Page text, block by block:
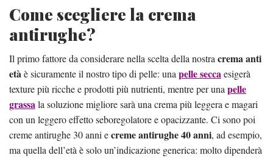
Come scegliere la crema
antirughe?
Il primo fattore da considerare nella scelta della nostra crema anti
etàè sicuramente il nostro tipo di pelle: una pelle seccaesigerà
texture più ricche e prodotti più nutrienti, mentre per una pelle
grassala soluzione migliore sarà una crema più leggera e magari
con un leggero effetto seboregolatore e opacizzante. Ci sono poi
creme antirughe 30 anni ecreme antirughe 40 anni, ad esempio,
ma quella dell’età è solo un’indicazione generica: molto dipenderà